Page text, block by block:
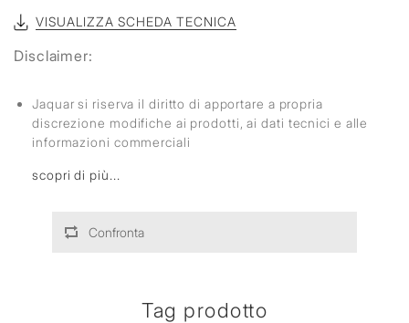
VISUALIZZA SCHEDA TECNICA
Disclaimer:
Jaquar si riserva il diritto di apportare a propria
discrezione modifiche ai prodotti, ai dati tecnici e alle
informazioni commerciali
scopri di più...
Confronta
Tag prodotto